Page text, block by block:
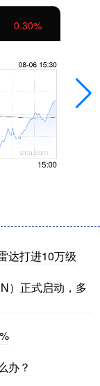
0.30%
达打进10万级
）正式启动，多
办？